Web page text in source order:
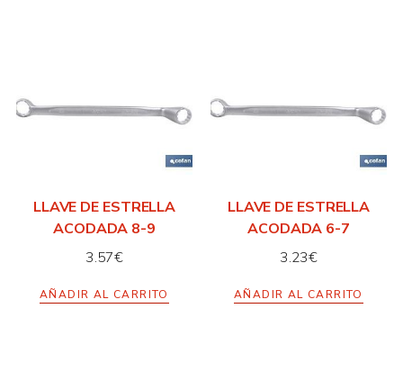
LLAVE DE ESTRELLA
ACODADA 8-9
3.57€
AÑADIR AL CARRITO
LLAVE DE ESTRELLA
ACODADA 6-7
3.23€
AÑADIR AL CARRITO